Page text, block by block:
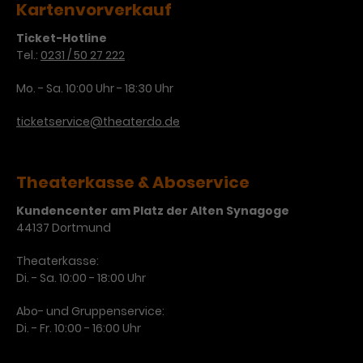
verschiedene Websites hinweg.
Kartenvorverkauf
Ticket-Hotline
Tel.: 0231 / 50 27 222
Mo. - Sa. 10:00 Uhr - 18:30 Uhr
ticketservice@theaterdo.de
Theaterkasse & Aboservice
Kundencenter am Platz der Alten Synagoge
44137 Dortmund
Theaterkasse:
Di. - Sa. 10:00 - 18:00 Uhr
Abo- und Gruppenservice:
Di. - Fr. 10:00 - 16:00 Uhr